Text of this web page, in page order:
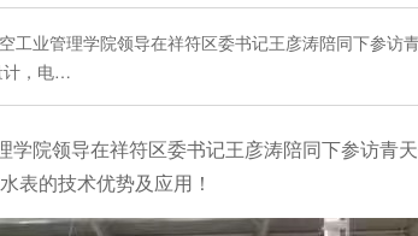
工业管理学院领导在祥符区委书记王彦涛陪同下参访
计，电…
院领导在祥符区委书记王彦涛陪同下参访青
表的技术优势及应用！